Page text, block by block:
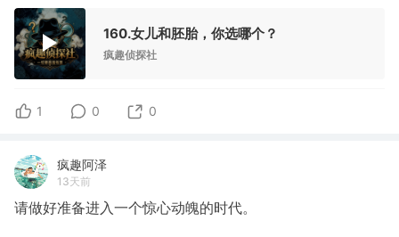
160.女儿和胚胎，你选哪个？
疯趣侦探社
1 0 0
疯趣阿泽
13天前
请做好准备进入一个惊心动魄的时代。